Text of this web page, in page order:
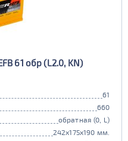
61 обр (L2.0, KN)
61
660
обратная (0, L)
242x175x190 мм.